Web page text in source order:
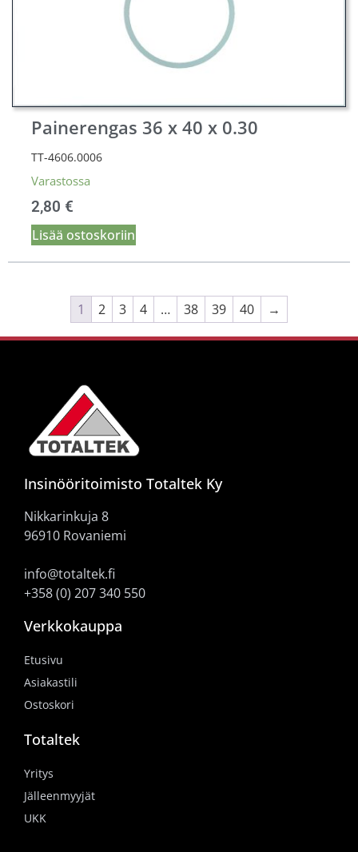
Painerengas 36 x 40 x 0.30
TT-4606.0006
Varastossa
2,80 €
Lisää ostoskoriin
1 2 3 4 … 38 39 40 →
Insinööritoimisto Totaltek Ky
Nikkarinkuja 8
96910 Rovaniemi
info@totaltek.fi
+358 (0) 207 340 550
Verkkokauppa
Etusivu
Asiakastili
Ostoskori
Totaltek
Yritys
Jälleenmyyjät
UKK